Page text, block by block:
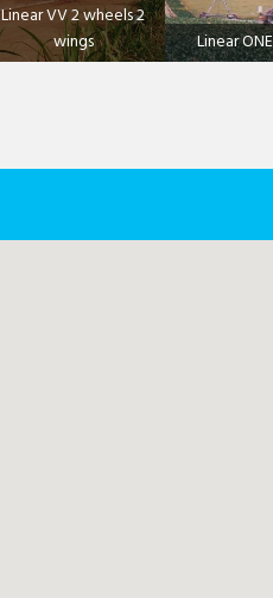
Linear VV 2 wheels 2
wings
Linear